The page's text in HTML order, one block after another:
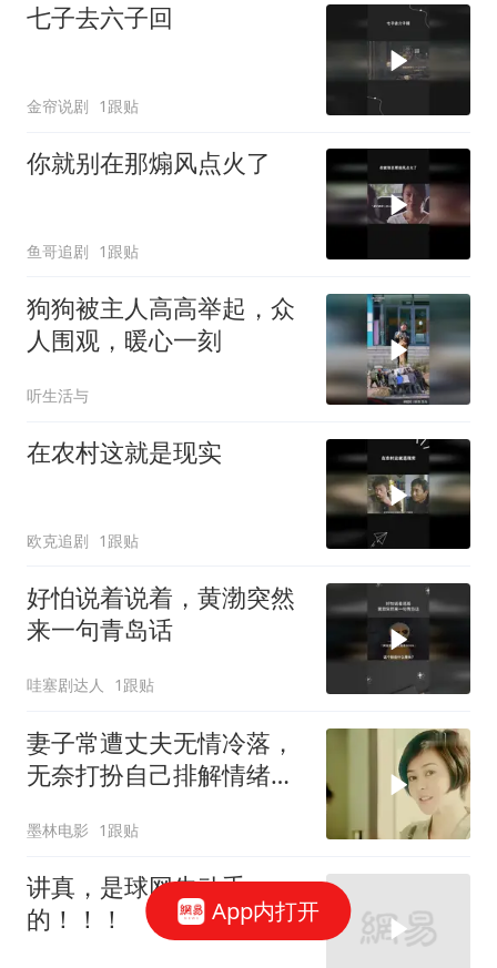
七子去六子回
金帘说剧 1跟贴
你就别在那煽风点火了
鱼哥追剧 1跟贴
狗狗被主人高高举起，众
人围观，暖心一刻
听生活与
在农村这就是现实
欧克追剧 1跟贴
好怕说着说着，黄渤突然
来一句青岛话
哇塞剧达人 1跟贴
妻子常遭丈夫无情冷落，
无奈打扮自己排解情绪，
墨林电影 1跟贴
讲真，是球网先动手
的！！！
App内打开